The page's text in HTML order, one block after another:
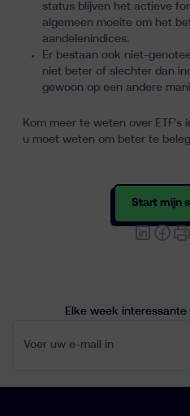
status blijven het actieve
algemeen moeite om het
aandelenindices.
Er bestaan ook niet-
niet beter of slechter dan
gewoon op een andere
Kom meer te weten over ETF’s
u moet weten om beter te
Start mijn
Elke week